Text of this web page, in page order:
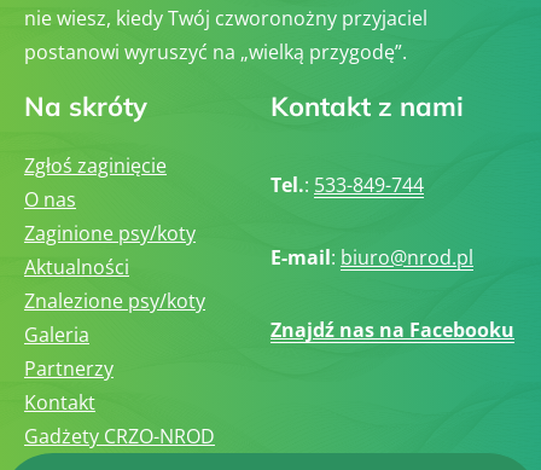
nie wiesz, kiedy Twój czworonożny przyjaciel
postanowi wyruszyć na „wielką przygodę”.
Na skróty
Zgłoś zaginięcie
O nas
Zaginione psy/koty
Aktualności
Znalezione psy/koty
Galeria
Partnerzy
Kontakt
Gadżety CRZO-NROD
Kontakt z nami
Tel.: 533-849-744
E-mail: biuro@nrod.pl
Znajdź nas na Facebooku